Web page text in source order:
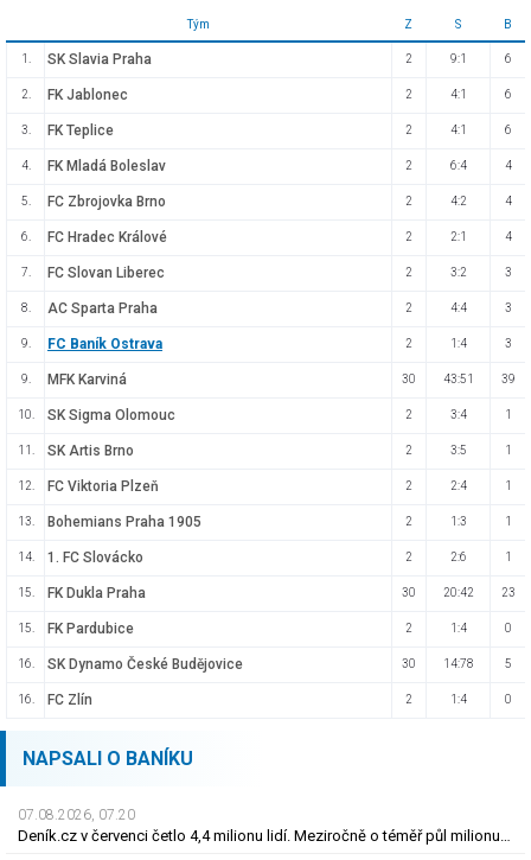
Tým Z S B
1. SK Slavia Praha 2 9:1 6
2. FK Jablonec 2 4:1 6
3. FK Teplice 2 4:1 6
4. FK Mladá Boleslav 2 6:4 4
5. FC Zbrojovka Brno 2 4:2 4
6. FC Hradec Králové 2 2:1 4
7. FC Slovan Liberec 2 3:2 3
8. AC Sparta Praha 2 4:4 3
9. FC Baník Ostrava 2 1:4 3
9. MFK Karviná 30 43:51 39
10. SK Sigma Olomouc 2 3:4 1
11. SK Artis Brno 2 3:5 1
12. FC Viktoria Plzeň 2 2:4 1
13. Bohemians Praha 1905 2 1:3 1
14. 1. FC Slovácko 2 2:6 1
15. FK Dukla Praha 30 20:42 23
15. FK Pardubice 2 1:4 0
16. SK Dynamo České Budějovice 30 14:78 5
16. FC Zlín 2 1:4 0
NAPSALI O BANÍKU
07.08.2026, 07.20
Deník.cz v červenci četlo 4,4 milionu lidí. Meziročně o téměř půl milionu více